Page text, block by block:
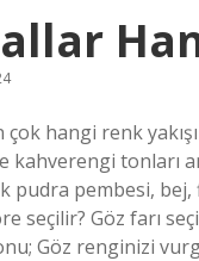
çok hangi renk
kahverengi tonları
pembesi, bej,
seçilir? Göz farı
Göz renginizi